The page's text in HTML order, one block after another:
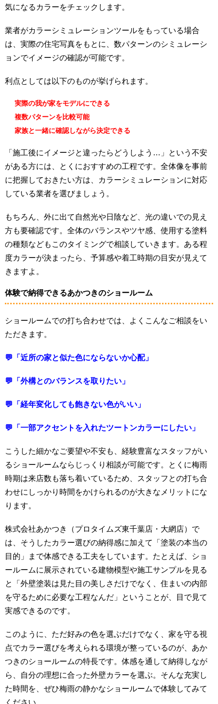
気になるカラーをチェックします。
業者がカラーシミュレーションツールをもっている場合
は、実際の住宅写真をもとに、数パターンのシミュレーシ
ョンでイメージの確認が可能です。
利点としては以下のものが挙げられます。
実際の我が家をモデルにできる
複数パターンを比較可能
家族と一緒に確認しながら決定できる
「施工後にイメージと違ったらどうしよう…」という不安
がある方には、とくにおすすめの工程です。全体像を事前
に把握しておきたい方は、カラーシミュレーションに対応
している業者を選びましょう。
もちろん、外に出て自然光や日陰など、光の違いでの見え
方も要確認です。全体のバランスやツヤ感、使用する塗料
の種類などもこのタイミングで相談していきます。ある程
度カラーが決まったら、予算感や着工時期の目安が見えて
きますよ。
体験で納得できるあかつきのショールーム
ショールームでの打ち合わせでは、よくこんなご相談をい
ただきます。
💬「近所の家と似た色にならないか心配」
💬「外構とのバランスを取りたい」
💬「経年変化しても飽きない色がいい」
💬「一部アクセントを入れたツートンカラーにしたい」
こうした細かなご要望や不安も、経験豊富なスタッフがい
るショールームならじっくり相談が可能です。とくに梅雨
時期は来店数も落ち着いているため、スタッフとの打ち合
わせにしっかり時間をかけられるのが大きなメリットにな
ります。
株式会社あかつき（プロタイムズ東千葉店・大網店）で
は、そうしたカラー選びの納得感に加えて「塗装の本当の
目的」まで体感できる工夫をしています。たとえば、ショ
ールームに展示されている建物模型や施工サンプルを見る
と「外壁塗装は見た目の美しさだけでなく、住まいの内部
を守るために必要な工程なんだ」ということが、目で見て
実感できるのです。
このように、ただ好みの色を選ぶだけでなく、家を守る視
点でカラー選びを考えられる環境が整っているのが、あか
つきのショールームの特長です。体感を通して納得しなが
ら、自分の理想に合った外壁カラーを選ぶ。そんな充実し
た時間を、ぜひ梅雨の静かなショールームで体験してみて
ください。